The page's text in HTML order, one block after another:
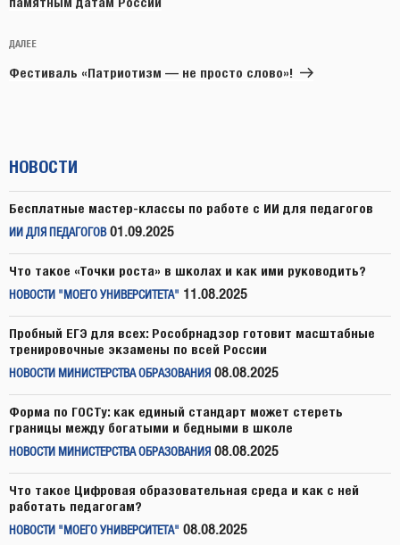
Следующая
запись
ДАЛЕЕ
Фестиваль «Патриотизм — не просто слово»!
НОВОСТИ
Бесплатные мастер-классы по работе с ИИ для педагогов
ИИ ДЛЯ ПЕДАГОГОВ 01.09.2025
Что такое «Точки роста» в школах и как ими руководить?
НОВОСТИ "МОЕГО УНИВЕРСИТЕТА" 11.08.2025
Пробный ЕГЭ для всех: Рособрнадзор готовит масштабные
тренировочные экзамены по всей России
НОВОСТИ МИНИСТЕРСТВА ОБРАЗОВАНИЯ 08.08.2025
Форма по ГОСТу: как единый стандарт может стереть
границы между богатыми и бедными в школе
НОВОСТИ МИНИСТЕРСТВА ОБРАЗОВАНИЯ 08.08.2025
Что такое Цифровая образовательная среда и как с ней
работать педагогам?
НОВОСТИ "МОЕГО УНИВЕРСИТЕТА" 08.08.2025